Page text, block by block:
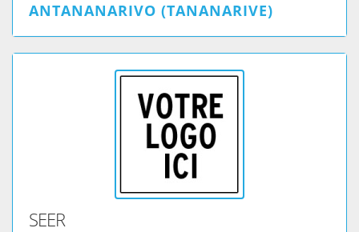
ANTANANARIVO (TANANARIVE)
SEER